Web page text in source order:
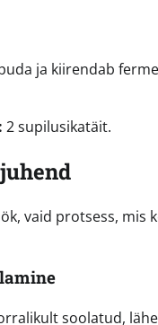
ja kiirendab
2 supilusikatäit.
vaid protsess,
soolatud,